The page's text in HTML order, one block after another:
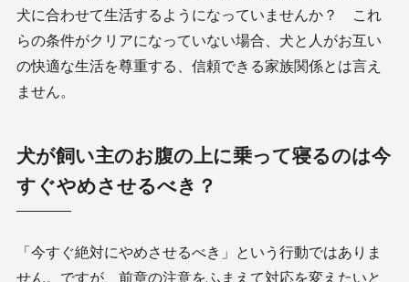
犬に合わせて生活するようになっていませんか？ これ
らの条件がクリアになっていない場合、犬と人がお互い
の快適な生活を尊重する、信頼できる家族関係とは言え
ません。
犬が飼い主のお腹の上に乗って寝るのは今
すぐやめさせるべき？
「今すぐ絶対にやめさせるべき」という行動ではありま
せん。ですが、前章の注意をふまえて対応を変えたいと